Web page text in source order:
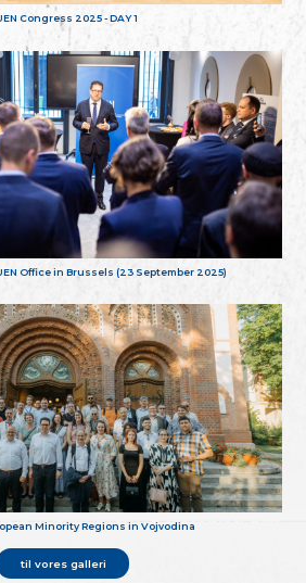
Congress 2025 - DAY 1
Office in Brussels (23 September 2025)
Minority Regions in Vojvodina
til vores galleri